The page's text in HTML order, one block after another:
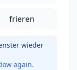
frieren
wieder
again.